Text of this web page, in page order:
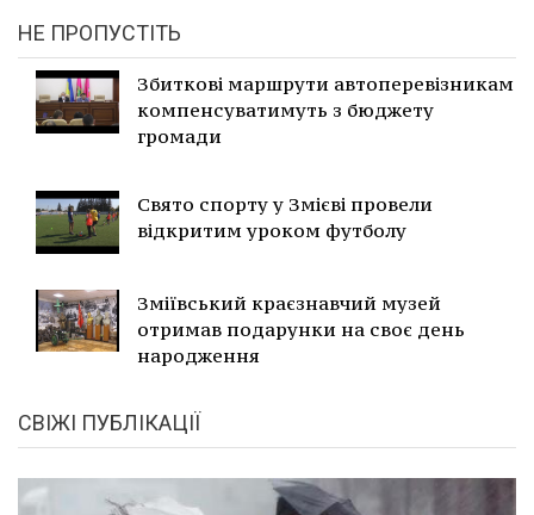
НЕ ПРОПУСТІТЬ
Збиткові маршрути автоперевізникам
компенсуватимуть з бюджету
громади
Свято спорту у Змієві провели
відкритим уроком футболу
Зміївський краєзнавчий музей
отримав подарунки на своє день
народження
СВІЖІ ПУБЛІКАЦІЇ